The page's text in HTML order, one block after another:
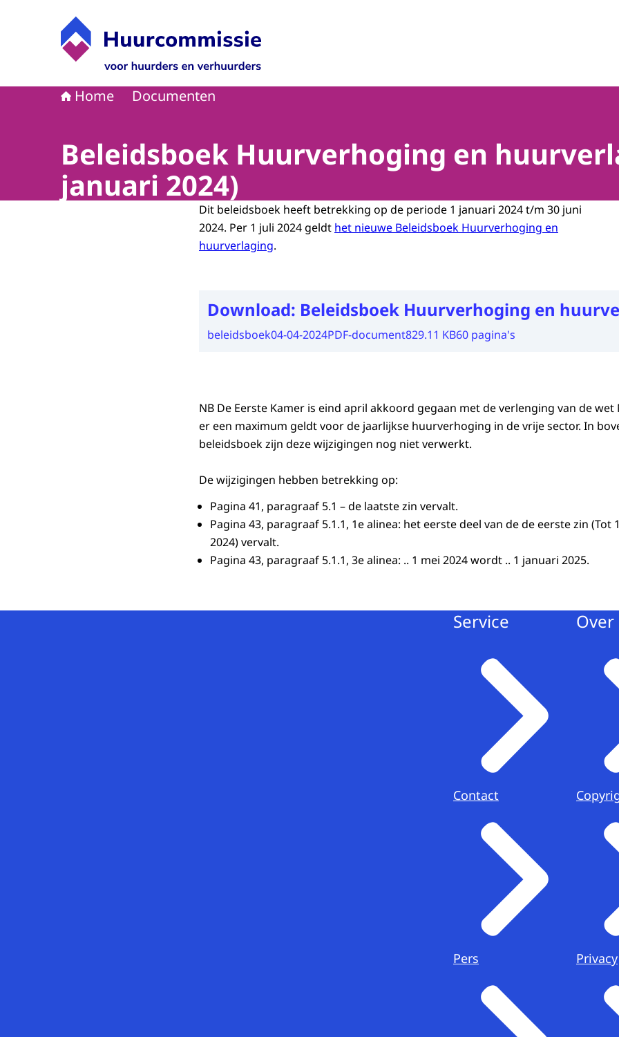
Home Documenten
Beleidsboek Huurverhoging en
januari 2024)
Dit beleidsboek heeft betrekking op de periode 1 januari 2024 t/m 30 juni
2024. Per 1 juli 2024 geldt het nieuwe Beleidsboek Huurverhoging en
huurverlaging.
Download: Beleidsboek Huurverhoging en
beleidsboek04-04-2024PDF-document829.11 KB60 pagina's
NB De Eerste Kamer is eind april akkoord gegaan met de verlenging van de
er een maximum geldt voor de jaarlijkse huurverhoging in de vrije sector. In
beleidsboek zijn deze wijzigingen nog niet verwerkt.
De wijzigingen hebben betrekking op:
Pagina 41, paragraaf 5.1 – de laatste zin vervalt.
Pagina 43, paragraaf 5.1.1, 1e alinea: het eerste deel van de de eerste zin (Tot
2024) vervalt.
Pagina 43, paragraaf 5.1.1, 3e alinea: .. 1 mei 2024 wordt .. 1 januari 2025.
Service
Contact
Pers Privacy